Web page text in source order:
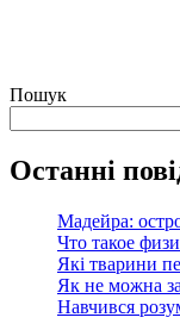
Пошук
Останні
Мадейра:
Что такое
Які тварини
Як не можна
Навчився